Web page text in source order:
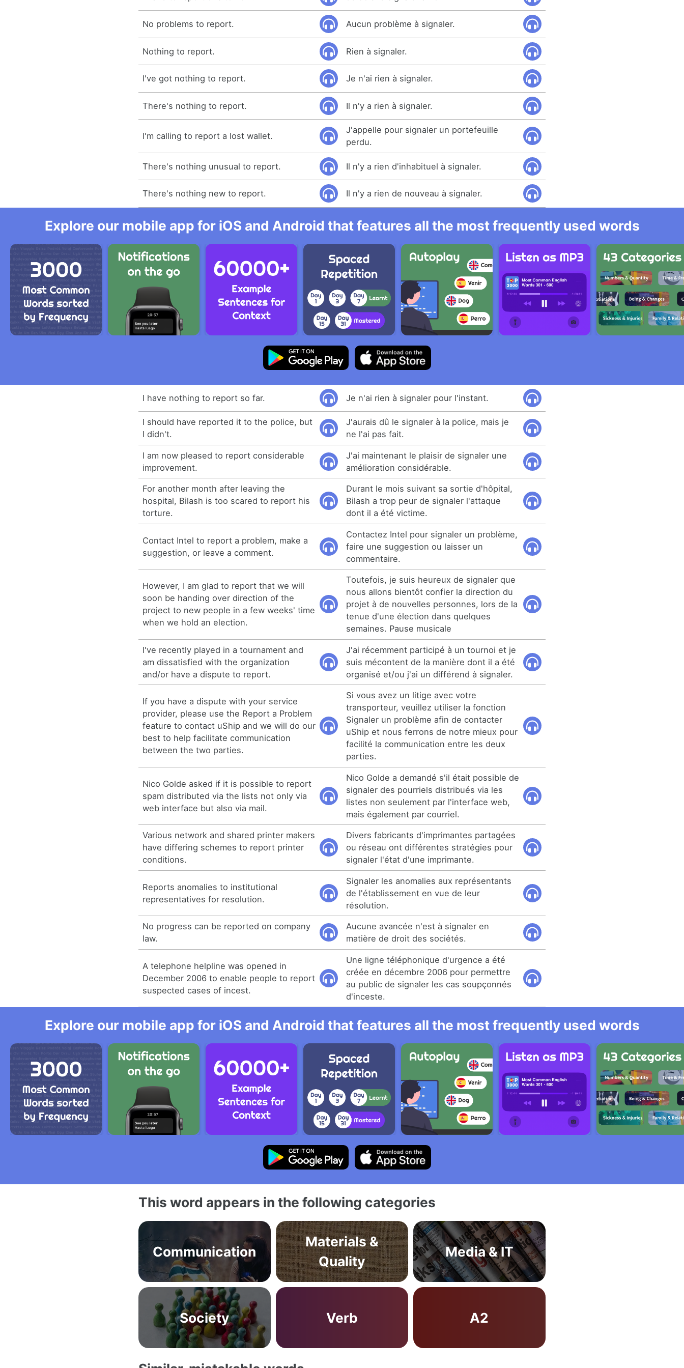
No problems to report. Aucun problème à signaler.
Nothing to report. Rien à signaler.
I've got nothing to report. Je n'ai rien à signaler.
There's nothing to report. Il n'y a rien à signaler.
I'm calling to report a lost wallet.
J'appelle pour signaler un portefeuille
perdu.
There's nothing unusual to report. Il n'y a rien d'inhabituel à signaler.
There's nothing new to report. Il n'y a rien de nouveau à signaler.
Explore our mobile app for iOS and Android that features all the most frequently used words
I have nothing to report so far. Je n'ai rien à signaler pour l'instant.
I should have reported it to the police, but
I didn't.
J'aurais dû le signaler à la police, mais je
ne l'ai pas fait.
I am now pleased to report considerable
improvement.
J'ai maintenant le plaisir de signaler une
amélioration considérable.
For another month after leaving the
hospital, Bilash is too scared to report his
torture.
Durant le mois suivant sa sortie d'hôpital,
Bilash a trop peur de signaler l'attaque
dont il a été victime.
Contact Intel to report a problem, make a
suggestion, or leave a comment.
Contactez Intel pour signaler un problème,
faire une suggestion ou laisser un
commentaire.
However, I am glad to report that we will
soon be handing over direction of the
project to new people in a few weeks' time
when we hold an election.
Toutefois, je suis heureux de signaler que
nous allons bientôt confier la direction du
projet à de nouvelles personnes, lors de la
tenue d'une élection dans quelques
semaines. Pause musicale
I've recently played in a tournament and
am dissatisfied with the organization
and/or have a dispute to report.
J'ai récemment participé à un tournoi et je
suis mécontent de la manière dont il a été
organisé et/ou j'ai un différend à signaler.
If you have a dispute with your service
provider, please use the Report a Problem
feature to contact uShip and we will do our
best to help facilitate communication
between the two parties.
Si vous avez un litige avec votre
transporteur, veuillez utiliser la fonction
Signaler un problème afin de contacter
uShip et nous ferrons de notre mieux pour
facilité la communication entre les deux
parties.
Nico Golde asked if it is possible to report
spam distributed via the lists not only via
web interface but also via mail.
Nico Golde a demandé s'il était possible de
signaler des pourriels distribués via les
listes non seulement par l'interface web,
mais également par courriel.
Various network and shared printer makers
have differing schemes to report printer
conditions.
Divers fabricants d'imprimantes partagées
ou réseau ont différentes stratégies pour
signaler l'état d'une imprimante.
Reports anomalies to institutional
representatives for resolution.
Signaler les anomalies aux représentants
de l'établissement en vue de leur
résolution.
No progress can be reported on company
law.
Aucune avancée n'est à signaler en
matière de droit des sociétés.
A telephone helpline was opened in
December 2006 to enable people to report
suspected cases of incest.
Une ligne téléphonique d'urgence a été
créée en décembre 2006 pour permettre
au public de signaler les cas soupçonnés
d'inceste.
Explore our mobile app for iOS and Android that features all the most frequently used words
This word appears in the following categories
Communication
Materials &
Quality
Media & IT
Society Verb A2